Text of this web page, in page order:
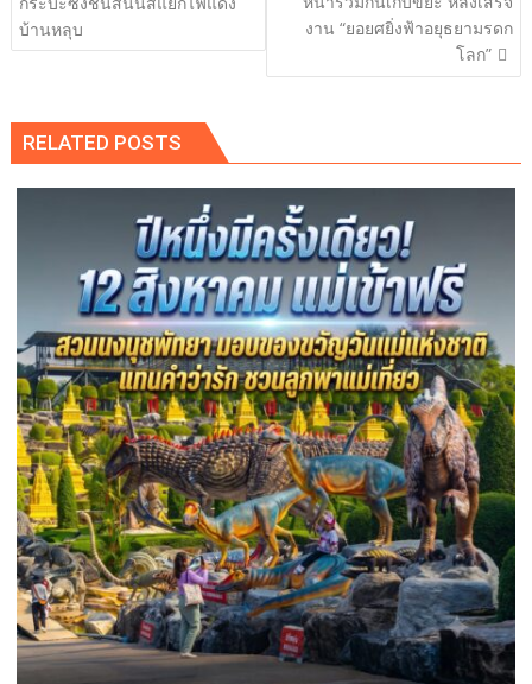
บ้านหลุบ
งาน “ยอยศยิ่งฟ้าอยุธยามรดก
โลก”
RELATED POSTS